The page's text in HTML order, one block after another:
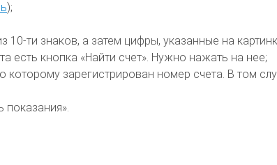
);
ти знаков, а затем цифры, указанные на
есть кнопка «Найти счет». Нужно нажать на нее;
зарегистрирован номер счета. В том
показания».